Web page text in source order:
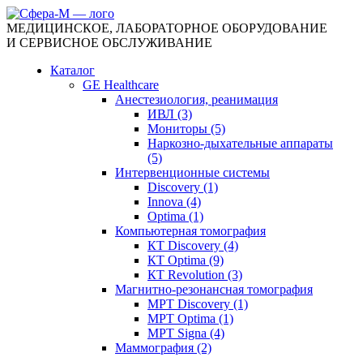
МЕДИЦИНСКОЕ, ЛАБОРАТОРНОЕ ОБОРУДОВАНИЕ
И СЕРВИСНОЕ ОБСЛУЖИВАНИЕ
Каталог
GE Healthcare
Анестезиология, реанимация
ИВЛ (3)
Мониторы (5)
Наркозно-дыхательные аппараты
(5)
Интервенционные системы
Discovery (1)
Innova (4)
Optima (1)
Компьютерная томография
КТ Discovery (4)
КТ Optima (9)
КТ Revolution (3)
Магнитно-резонансная томография
МРТ Discovery (1)
МРТ Optima (1)
МРТ Signa (4)
Маммография (2)